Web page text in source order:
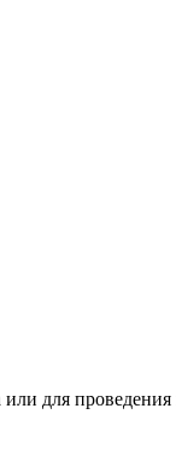
для проведения